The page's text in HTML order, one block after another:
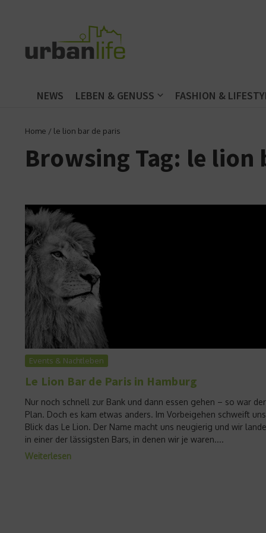
NEWS LEBEN & GENUSS FASHION &
Home / le lion bar de paris
Browsing Tag: le lion
Events & Nachtleben
Le Lion Bar de Paris in Hamburg
Nur noch schnell zur Bank und dann essen gehen – so war der
Plan. Doch es kam etwas anders. Im Vorbeigehen schweift
Blick das Le Lion. Der Name macht uns neugierig und wir
in einer der lässigsten Bars, in denen wir je waren....
Weiterlesen